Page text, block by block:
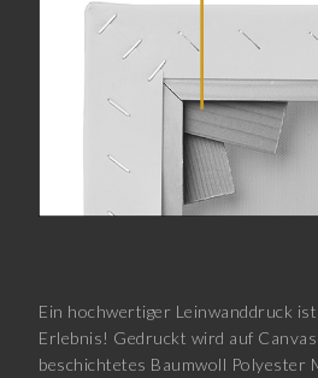
Ein hochwertiger Leinwanddruck
Erlebnis! Gedruckt wird auf
beschichtetes Baumwoll Polyester